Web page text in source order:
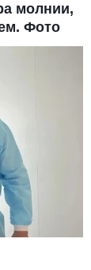
молнии,
Фото